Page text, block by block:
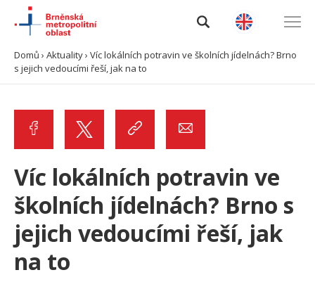
Domů › Aktuality› Víc lokálních potravin ve školních jídelnách? Brno
s jejich vedoucími řeší, jak na to
Víc lokálních potravin ve
školních jídelnách? Brno s
jejich vedoucími řeší, jak
na to
Úvod
O BMO
Výzvy
Projekty
Spolupráce